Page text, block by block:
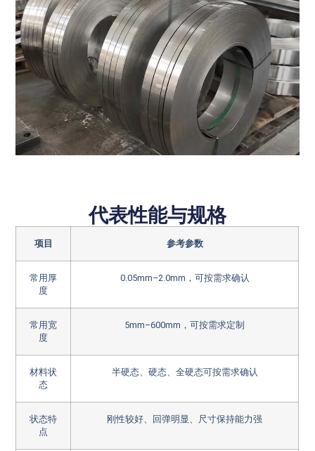
代表性能与规格
项目 参考参数
常用厚
度
0.05mm–2.0mm，可按需求确认
常用宽
度
5mm–600mm，可按需求定制
材料状
态
半硬态、硬态、全硬态可按需求确认
状态特
点
刚性较好、回弹明显、尺寸保持能力强